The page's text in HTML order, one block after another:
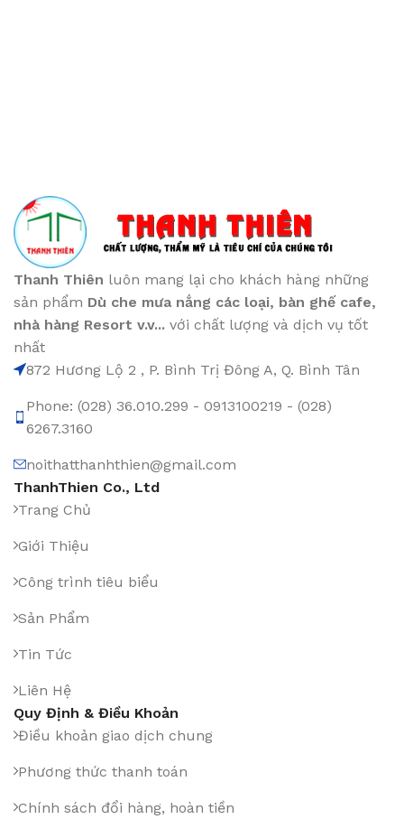
Thanh Thiên luôn mang lại cho khách hàng những
sản phẩm Dù che mưa nắng các loại, bàn ghế cafe,
nhà hàng Resort v.v... với chất lượng và dịch vụ tốt
nhất
872 Hương Lộ 2 , P. Bình Trị Đông A, Q. Bình Tân
Phone: (028) 36.010.299 - 0913100219 - (028)
6267.3160
noithatthanhthien@gmail.com
ThanhThien Co., Ltd
Trang Chủ
Giới Thiệu
Công trình tiêu biểu
Sản Phẩm
Tin Tức
Liên Hệ
Quy Định & Điều Khoản
Điều khoản giao dịch chung
Phương thức thanh toán
Chính sách đổi hàng, hoàn tiền